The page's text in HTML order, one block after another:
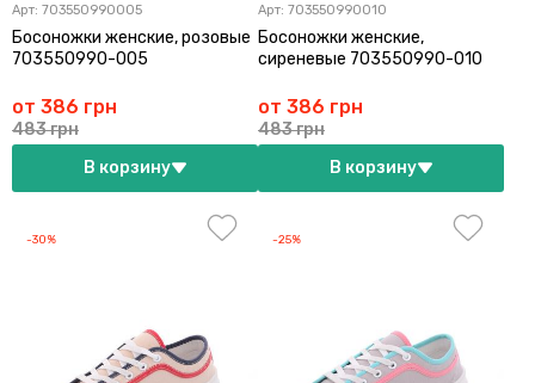
Арт: 703550990005
Босоножки женские, розовые
703550990-005
от 386 грн
483 грн
В корзину
Арт: 703550990010
Босоножки женские,
сиреневые 703550990-010
от 386 грн
483 грн
В корзину
-30% -25%